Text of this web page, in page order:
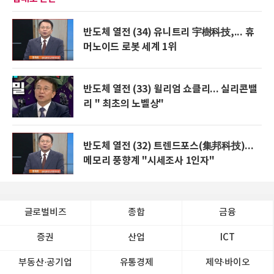
반도체 열전 (34) 유니트리 宇樹科技,... 휴
머노이드 로봇 세계 1위
반도체 열전 (33) 윌리엄 쇼클리... 실리콘밸
리 " 최초의 노벨상"
반도체 열전 (32) 트렌드포스(集邦科技)...
메모리 풍향계 "시세조사 1인자"
글로벌비즈 종합 금융
증권 산업 ICT
부동산·공기업 유통경제 제약∙바이오